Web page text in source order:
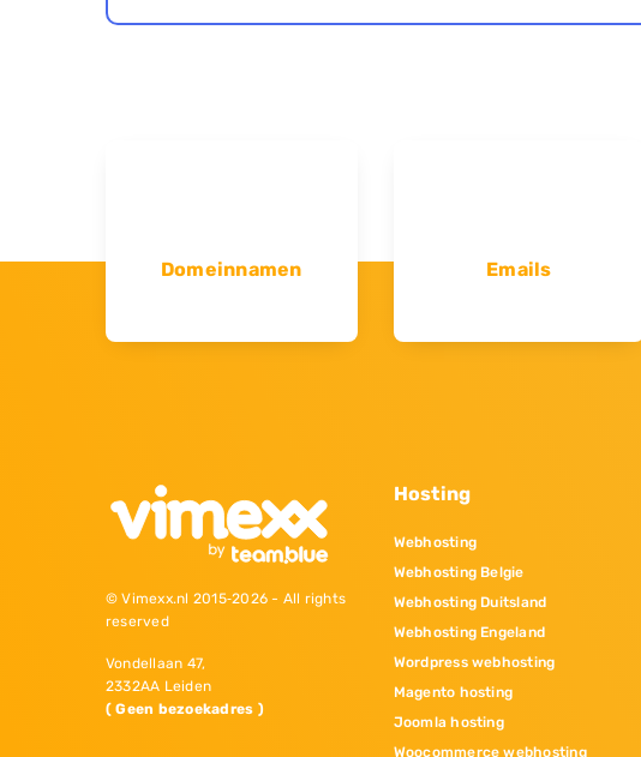
Domeinnamen Emails
© Vimexx.nl 2015‐2026 - All rights
reserved
Vondellaan 47,
2332AA Leiden
( Geen bezoekadres )
Hosting
Webhosting
Webhosting Belgie
Webhosting Duitsland
Webhosting Engeland
Wordpress webhosting
Magento hosting
Joomla hosting
Woocommerce webhosting